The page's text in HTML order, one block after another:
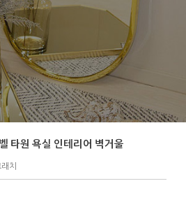
타원 욕실 인테리어 벽거울
치